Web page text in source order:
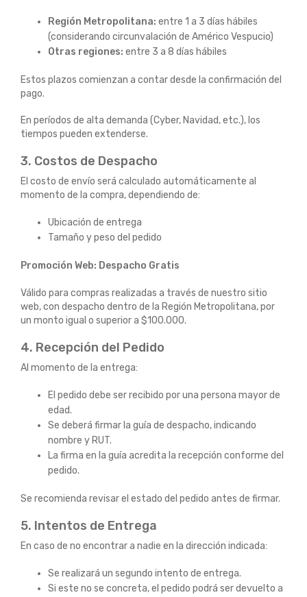
Región Metropolitana: entre 1 a 3 días hábiles
(considerando circunvalación de Américo Vespucio)
Otras regiones: entre 3 a 8 días hábiles
Estos plazos comienzan a contar desde la confirmación del
pago.
En períodos de alta demanda (Cyber, Navidad, etc.), los
tiempos pueden extenderse.
3. Costos de Despacho
El costo de envío será calculado automáticamente al
momento de la compra, dependiendo de:
Ubicación de entrega
Tamaño y peso del pedido
Promoción Web: Despacho Gratis
Válido para compras realizadas a través de nuestro sitio
web, con despacho dentro de la Región Metropolitana, por
un monto igual o superior a $100.000.
4. Recepción del Pedido
Al momento de la entrega:
El pedido debe ser recibido por una persona mayor de
edad.
Se deberá firmar la guía de despacho, indicando
nombre y RUT.
La firma en la guía acredita la recepción conforme del
pedido.
Se recomienda revisar el estado del pedido antes de firmar.
5. Intentos de Entrega
En caso de no encontrar a nadie en la dirección indicada:
Se realizará un segundo intento de entrega.
Si este no se concreta, el pedido podrá ser devuelto a